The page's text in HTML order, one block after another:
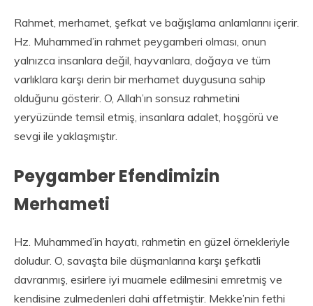
Rahmet, merhamet, şefkat ve bağışlama anlamlarını içerir.
Hz. Muhammed’in rahmet peygamberi olması, onun
yalnızca insanlara değil, hayvanlara, doğaya ve tüm
varlıklara karşı derin bir merhamet duygusuna sahip
olduğunu gösterir. O, Allah’ın sonsuz rahmetini
yeryüzünde temsil etmiş, insanlara adalet, hoşgörü ve
sevgi ile yaklaşmıştır.
Peygamber Efendimizin
Merhameti
Hz. Muhammed’in hayatı, rahmetin en güzel örnekleriyle
doludur. O, savaşta bile düşmanlarına karşı şefkatli
davranmış, esirlere iyi muamele edilmesini emretmiş ve
kendisine zulmedenleri dahi affetmiştir. Mekke’nin fethi